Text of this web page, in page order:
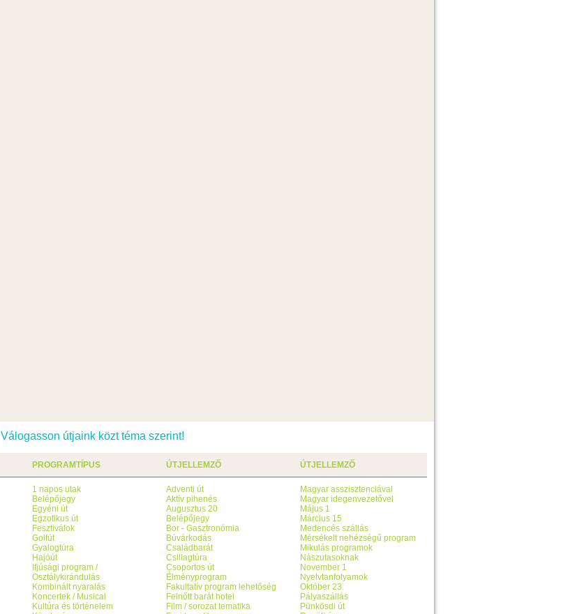
Válogasson útjaink közt téma szerint!
PROGRAMTÍPUS
1 napos utak
Belépőjegy
Egyéni út
Egzotikus út
Fesztiválok
Golfút
Gyalogtúra
Hajóút
Ifjúsági program /
Osztálykirándulás
Kombinált nyaralás
Koncertek / Musical
Kultúra és történelem
ÚTJELLEMZŐ
Adventi út
Aktív pihenés
Augusztus 20
Belépőjegy
Bor - Gasztronómia
Búvárkodás
Családbarát
Csillagtúra
Csoportos út
Élményprogram
Fakultatív program lehetőség
Felnőtt barát hotel
Film / sorozat tematika
ÚTJELLEMZŐ
Magyar asszisztenciával
Magyar idegenvezetővel
Május 1
Március 15
Medencés szállás
Mérsékelt nehézségű program
Mikulás programok
Nászutasoknak
November 1
Nyelvtanfolyamok
Október 23
Pályaszállás
Pünkösdi út